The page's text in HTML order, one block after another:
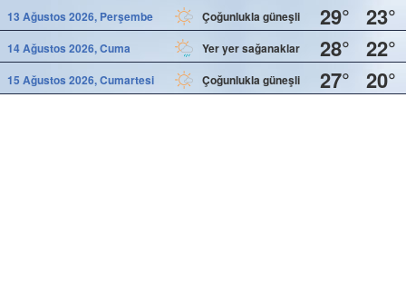
13 Ağustos 2026, Perşembe Çoğunlukla güneşli 29° 23°
14 Ağustos 2026, Cuma Yer yer sağanaklar 28° 22°
15 Ağustos 2026, Cumartesi Çoğunlukla güneşli 27° 20°